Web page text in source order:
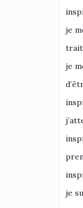
je
je
je